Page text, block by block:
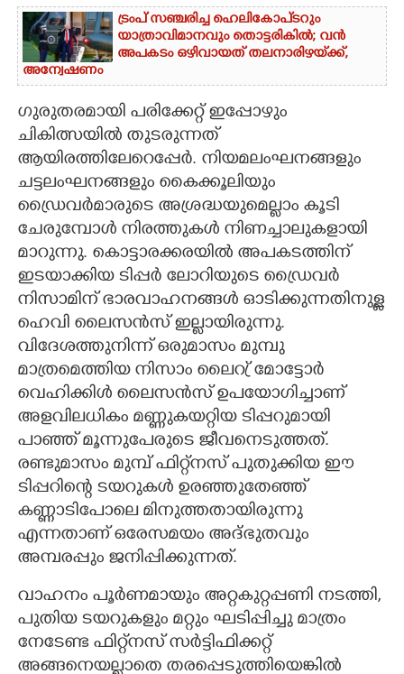
ട്രംപ് സഞ്ചരിച്ച ഹെലികോപ്‌ടറും
യാത്രാവിമാനവും തൊട്ടരികിൽ; വൻ
അപകടം ഒഴിവായത് തലനാരിഴയ്‌ക്ക്,
അന്വേഷണം
ഗുരുതരമായി പരിക്കേറ്റ് ഇപ്പോഴും
ചികിത്സയിൽ തുടരുന്നത്
ആയിരത്തിലേറെപ്പേർ. നിയമലംഘനങ്ങളും
ചട്ടലംഘനങ്ങളും കൈക്കൂലിയും
ഡ്രൈവർമാരുടെ അശ്രദ്ധയുമെല്ലാം കൂടി
ചേരുമ്പോൾ നിരത്തുകൾ നിണച്ചാലുകളായി
മാറുന്നു. കൊട്ടാരക്കരയിൽ അപകടത്തിന്
ഇടയാക്കിയ ടിപ്പർ ലോറിയുടെ ഡ്രൈവർ
നിസാമിന് ഭാരവാഹനങ്ങൾ ഓടിക്കുന്നതിനുള്ള
ഹെവി ലൈസൻസ് ഇല്ലായിരുന്നു.
വിദേശത്തുനിന്ന് ഒരുമാസം മുമ്പു
മാത്രമെത്തിയ നിസാം ലൈറ്ര് മോട്ടോർ
വെഹിക്കിൾ ലൈസൻസ് ഉപയോഗിച്ചാണ്
അളവിലധികം മണ്ണുകയറ്റിയ ടിപ്പറുമായി
പാഞ്ഞ് മൂന്നുപേരുടെ ജീവനെടുത്തത്.
രണ്ടുമാസം മുമ്പ് ഫിറ്റ്നസ് പുതുക്കിയ ഈ
ടിപ്പറിന്റെ ടയറുകൾ ഉരഞ്ഞുതേഞ്ഞ്
കണ്ണാടിപോലെ മിനുത്തതായിരുന്നു
എന്നതാണ് ഒരേസമയം അദ്ഭുതവും
അമ്പരപ്പും ജനിപ്പിക്കുന്നത്.
വാഹനം പൂർണമായും അറ്റകുറ്റപ്പണി നടത്തി,​
പുതിയ ടയറുകളും മറ്റും ഘടിപ്പിച്ചു മാത്രം
നേടേണ്ട ഫിറ്റ്നസ് സർട്ടിഫിക്കറ്റ്
അങ്ങനെയല്ലാതെ തരപ്പെടുത്തിയെങ്കിൽ